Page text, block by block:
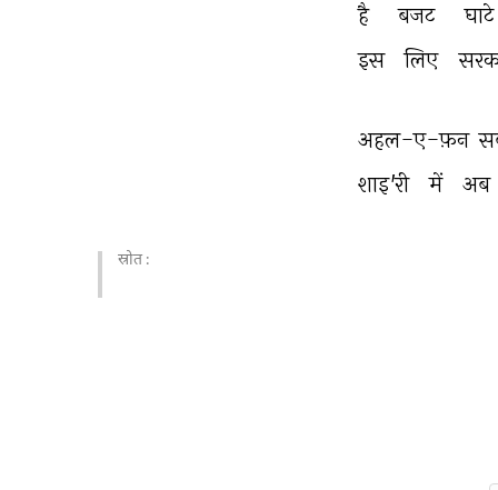
है बजट
घाटे
इस
लिए
अहल-ए-फ़न
शाइ'री
में अब
स्रोत :